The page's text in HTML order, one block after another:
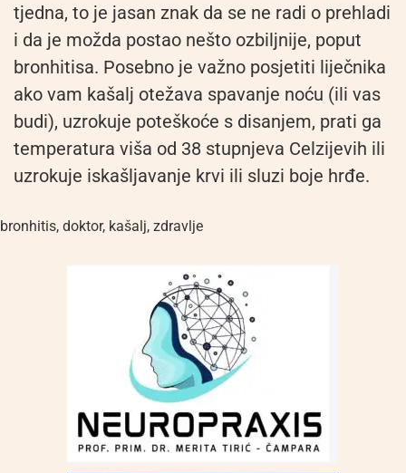
tjedna, to je jasan znak da se ne radi o prehladi
i da je možda postao nešto ozbiljnije, poput
bronhitisa. Posebno je važno posjetiti liječnika
ako vam kašalj otežava spavanje noću (ili vas
budi), uzrokuje poteškoće s disanjem, prati ga
temperatura viša od 38 stupnjeva Celzijevih ili
uzrokuje iskašljavanje krvi ili sluzi boje hrđe.
bronhitis, doktor, kašalj, zdravlje